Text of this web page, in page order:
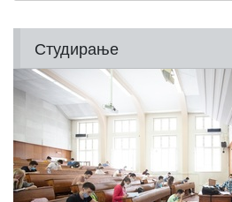
Студирање